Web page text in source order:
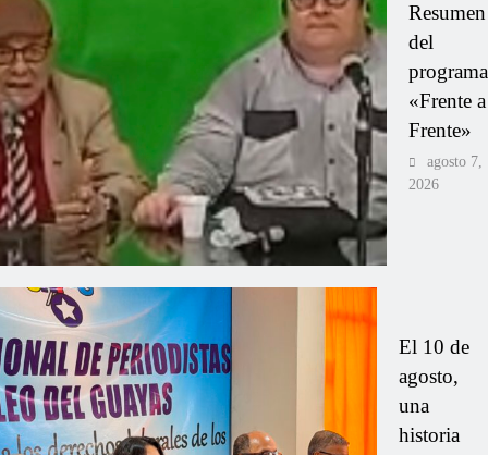
Resumen
del
programa
«Frente a
Frente»
agosto 7,
2026
El 10 de
agosto,
una
historia